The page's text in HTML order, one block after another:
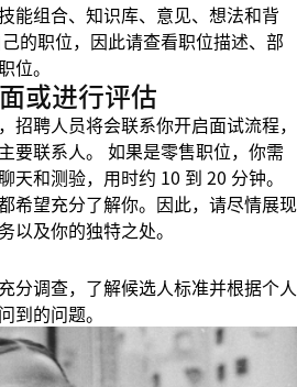
能组合、知识库、意见、想法和背
的职位，因此请查看职位描述、部
位。
或进行评估
招聘人员将会联系你开启面试流程，
要联系人。 如果是零售职位，你需
天和测验，用时约 10 到 20 分钟。
希望充分了解你。因此，请尽情展现
以及你的独特之处。
分调查，了解候选人标准并根据个人
到的问题。